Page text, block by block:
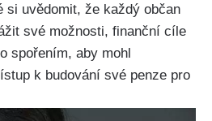
si uvědomit, že každý občan
své možnosti, finanční cíle
spořením, aby mohl
k budování své penze pro